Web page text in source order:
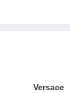
Versace